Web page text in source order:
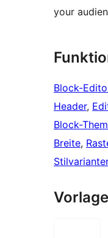
your
Block-
Header,
Block-
Breite,